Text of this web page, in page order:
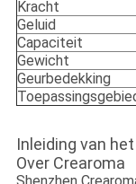
Kracht
Geluid
Capaciteit
Gewicht
Geurbedekking
Inleiding van
Over Crearoma